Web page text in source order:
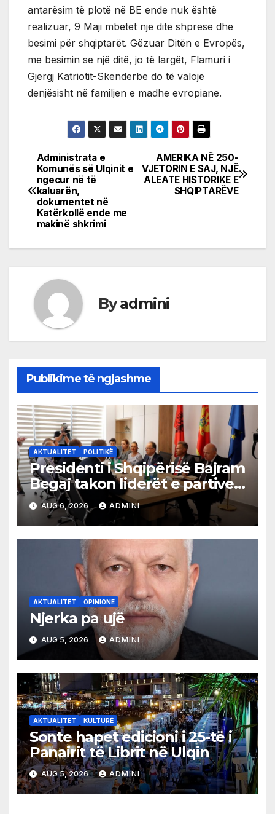
antarësim të plotë në BE ende nuk është
realizuar, 9 Maji mbetet një ditë shprese dhe
besimi për shqiptarët. Gëzuar Ditën e Evropës,
me besimin se një ditë, jo të largët, Flamuri i
Gjergj Katriotit-Skenderbe do të valojë
denjësisht në familjen e madhe evropiane.
Post
navigation
AMERIKA NË 250-
VJETORIN E SAJ, NJË
ALEATE HISTORIKE E
SHQIPTARËVE
Administrata e
Komunës së Ulqinit e
ngecur në të
kaluarën,
dokumentet në
Katërkollë ende me
makinë shkrimi
Byadmini
Publikime të ngjashme
AKTUALITET POLITIKË
Presidenti i Shqipërisë Bajram
Begaj takon liderët e partive
shqiptare në Ulqin
AUG 6, 2026 ADMINI
AKTUALITET OPINIONE
Njerka pa ujë
AUG 5, 2026 ADMINI
AKTUALITET KULTURË
Sonte hapet edicioni i 25-të i
Panairit të Librit në Ulqin
AUG 5, 2026 ADMINI